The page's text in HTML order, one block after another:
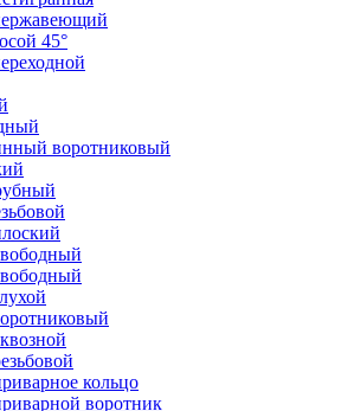
45°
воротниковый
кольцо
воротник